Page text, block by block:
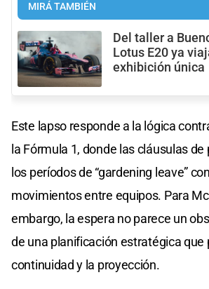
MIRÁ TAMBIÉN
Del taller a
Lotus E20 ya
exhibición única
Este lapso responde a la lógica
la Fórmula 1, donde las cláusulas
los períodos de “gardening leave”
movimientos entre equipos. Para
embargo, la espera no parece un
de una planificación estratégica que
continuidad y la proyección.